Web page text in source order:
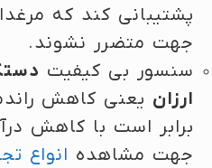
پشتیبانی کند که
جهت متضرر نشوند.
سنسور بی کیفیت
ارزان یعنی کاهش
برابر است با کاهش
جهت مشاهده انواع